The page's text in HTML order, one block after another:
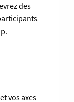
des
vos axes